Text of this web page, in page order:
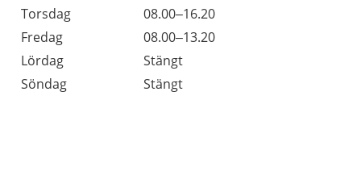
Torsdag
08.00–16.20
Fredag
08.00–13.20
Lördag
Stängt
Söndag
Stängt